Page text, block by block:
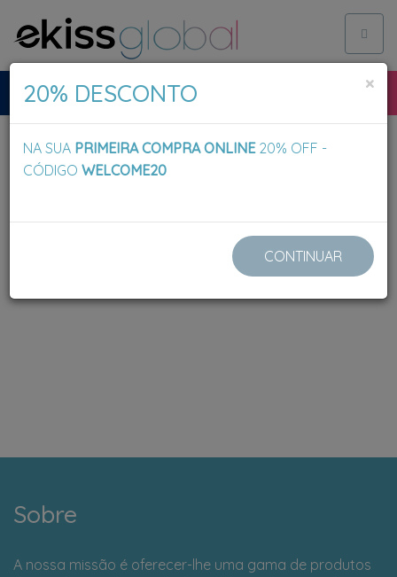
Sobre
A nossa missão é oferecer-lhe uma gama de produtos
×
20% DESCONTO
NA SUA PRIMEIRA COMPRA ONLINE20% OFF -
CÓDIGO WELCOME20
CONTINUAR